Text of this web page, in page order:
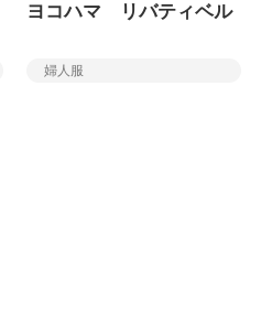
ヨコハマ リバティベル
婦人服